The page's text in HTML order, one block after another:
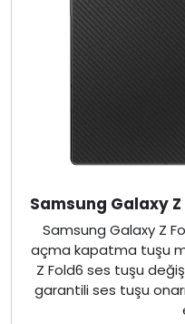
Samsung Galaxy
Samsung Galaxy Z
açma kapatma tuşu
Z Fold6 ses tuşu
garantili ses tuşu